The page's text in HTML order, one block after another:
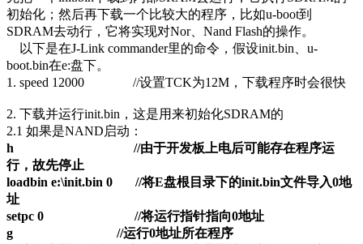
初始化；然后再下载一个比较大的程序，比如u-boot到
SDRAM去动行，它将实现对Nor、Nand Flash的操作。
以下是在J-Link commander里的命令，假设init.bin、u-
boot.bin在e:盘下。
1. speed 12000 //设置TCK为12M，下载程序时会很快
2. 下载并运行init.bin，这是用来初始化SDRAM的
2.1 如果是NAND启动：
h //由于开发板上电后可能存在程序运
行，故先停止
loadbin e:\init.bin 0 //将E盘根目录下的init.bin文件导入0地
址
setpc 0 //将运行指针指向0地址
g //运行0地址所在程序